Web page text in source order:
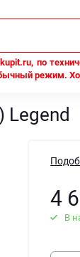
по
режим.
Legend
4
В